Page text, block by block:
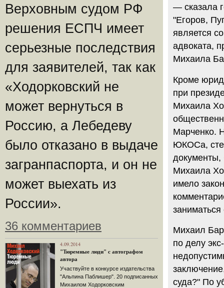
Верховным судом РФ
решения ЕСПЧ имеет
серьезные последствия
для заявителей, так как
«Ходорковский не
может вернуться в
Россию, а Лебедеву
было отказано в выдаче
загранпаспорта, и он не
может выехать из
России».
36 комментариев
4.09.2014
"Тюремные люди" с автографом
автора
Участвуйте в конкурсе издательства
"Альпина Паблишер". 20 подписанных
Михаилом Ходорковским
— сказала
"Егоров,
является
адвоката,
Михаила
Кроме
при
Михаила
Марченко.
ЮКОСа,
документы,
Михаила
имело
Михаил
по делу
суда?" По